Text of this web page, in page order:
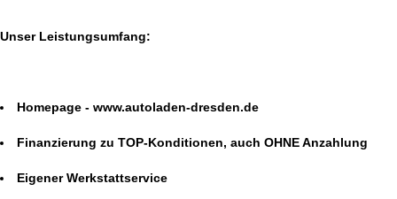
Unser Leistungsumfang:
Homepage - www.autoladen-dresden.de
Finanzierung zu TOP-Konditionen, auch OHNE Anzahlung
Eigener Werkstattservice